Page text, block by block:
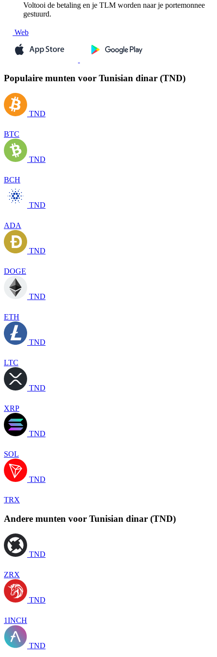
Voltooi de betaling en je TLM worden naar je portemonnee
gestuurd.
Web
Populaire munten voor Tunisian dinar (TND)
TND
BTC
TND
BCH
TND
ADA
TND
DOGE
TND
ETH
TND
LTC
TND
XRP
TND
SOL
TND
TRX
Andere munten voor Tunisian dinar (TND)
TND
ZRX
TND
1INCH
TND